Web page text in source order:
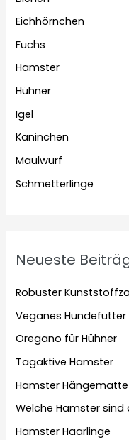
Eichhörnchen
Fuchs
Hamster
Hühner
Igel
Kaninchen
Maulwurf
Schmetterlinge
Neueste
Robuster
Veganes
Oregano für Hühner
Tagaktive Hamster
Hamster Hängematte
Welche Hamster
Hamster Haarlinge